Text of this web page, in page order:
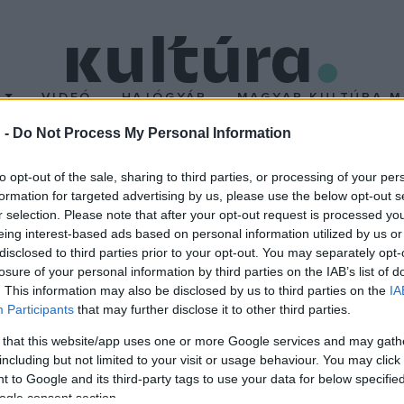
- Do Not Process My Personal Information
opt-out of the sale, sharing to third parties, or processing of your
for targeted advertising by us, please use the below opt-out
selection. Please note that after your opt-out request is processed
interest-based ads based on personal information utilized by us
to third parties prior to your opt-out. You may separately
of your personal information by third parties on the IAB’s list of
This information may also be disclosed by us to third parties on the
Participants that may further disclose it to other third parties.
that this website/app uses one or more Google services and may
but not limited to your visit or usage behaviour. You may
to Google and its third-party tags to use your data for below
consent section.
VIDEÓ HAJÓGYÁR MAGYAR KULTÚRA
Burg Giebichenstein Képzőművészeti és Design
Karán Képzőművészeti Mesteriskola festészet szakán.
Papírművészeti Alkotótelep létrehozója és szakmai
Giebichenstein Képzőművészeti és Design Főiskolán
2002: Művészetpedagógus diplomát kap a
Kar Képzőművészeti Mesteriskola festészet szakán
a Nemzetközi Papírművészeti Alkotótelep